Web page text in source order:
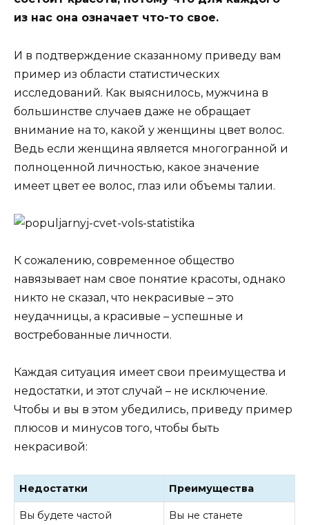
из нас она означает что-то свое.
И в подтверждение сказанному приведу вам
пример из области статистических
исследований. Как выяснилось, мужчина в
большинстве случаев даже не обращает
внимание на то, какой у женщины цвет волос.
Ведь если женщина является многогранной и
полноценной личностью, какое значение
имеет цвет ее волос, глаз или объемы талии.
К сожалению, современное общество
навязывает нам свое понятие красоты, однако
никто не сказал, что некрасивые – это
неудачницы, а красивые – успешные и
востребованные личности.
Каждая ситуация имеет свои преимущества и
недостатки, и этот случай – не исключение.
Чтобы и вы в этом убедились, приведу пример
плюсов и минусов того, чтобы быть
некрасивой:
Недостатки Преимущества
Вы будете частой
Вы не станете